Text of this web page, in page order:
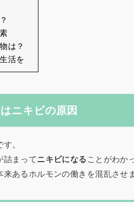
は？
活を
ニキビの原因
。
詰まってニキビになる ことがわか
あるホルモンの働きを混乱させ